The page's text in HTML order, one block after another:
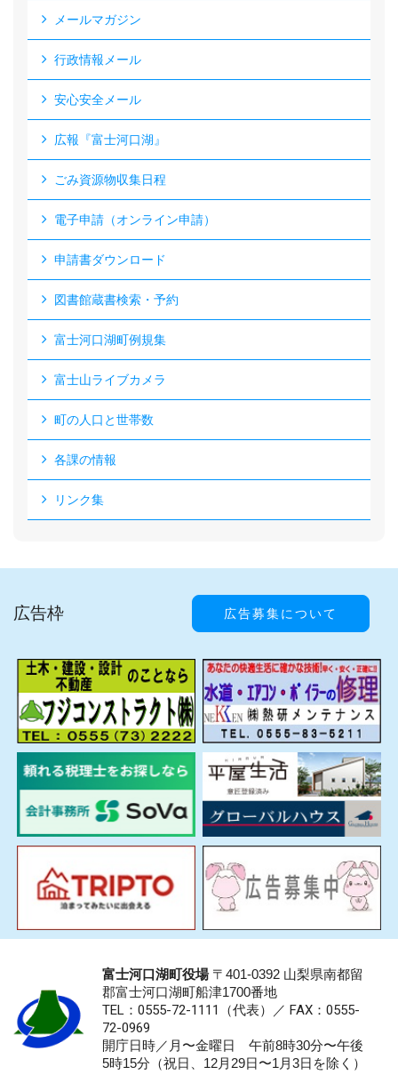
メールマガジン
行政情報メール
安心安全メール
広報『富士河口湖』
ごみ資源物収集日程
電子申請（オンライン申請）
申請書ダウンロード
図書館蔵書検索・予約
富士河口湖町例規集
富士山ライブカメラ
町の人口と世帯数
各課の情報
リンク集
広告枠 広告募集について
富士河口湖町役場〒401-0392 山梨県南都留
郡富士河口湖町船津1700番地
TEL：0555-72-1111 （代表）／ FAX：0555-
72-0969
開庁日時／月〜金曜日 午前8時30分〜午後
5時15分（祝日、12月29日〜1月3日を除く）